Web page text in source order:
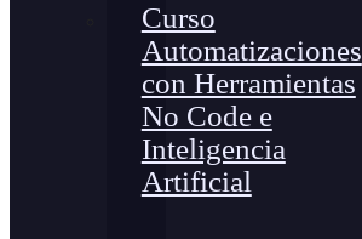
Curso
Automatizaciones
con Herramientas
No Code e
Inteligencia
Artificial